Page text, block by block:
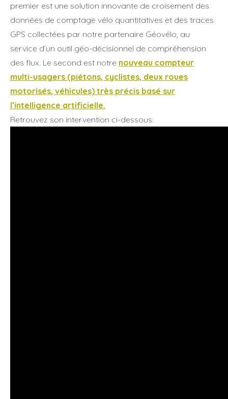
premier est une solution innovante de croisement des
données de comptage vélo quantitatives et des traces
GPS collectées par notre partenaire Géovélo, au
service d’un outil géo-décisionnel de compréhension
des flux. Le second est notre nouveau compteur
multi-usagers (piétons, cyclistes, deux roues
motorisés, véhicules) très précis basé sur
l’intelligence artificielle.
Retrouvez son intervention ci-dessous: